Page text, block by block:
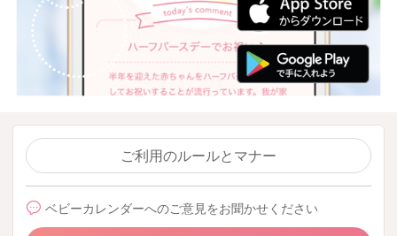
ご利用のルールとマナー
ベビーカレンダーへのご意見をお聞かせください